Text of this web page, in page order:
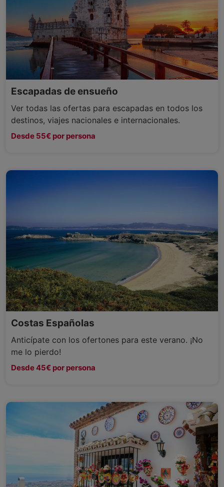
Escapadas de ensueño
Ver todas las ofertas para escapadas en todos los
destinos, viajes nacionales e internacionales.
Desde 55€ por persona
Costas Españolas
Anticípate con los ofertones para este verano. ¡No
me lo pierdo!
Desde 45€ por persona